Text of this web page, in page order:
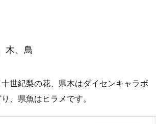
木、鳥
世紀梨の花、県木はダイセンキャラボ
、県魚はヒラメです。